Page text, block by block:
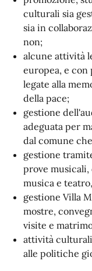
culturali sia
sia in
non;
alcune attività
europea, e
legate alla
della pace;
gestione
adeguata per
dal comune
gestione
prove
musica e
gestione Villa
mostre,
visite e
attività
alle politiche